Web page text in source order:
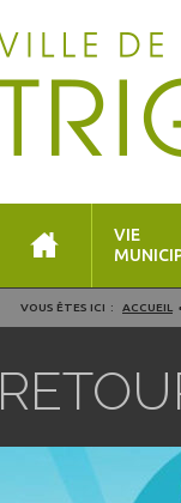
VIE
VOUS ÊTES ICI : ACCUEIL